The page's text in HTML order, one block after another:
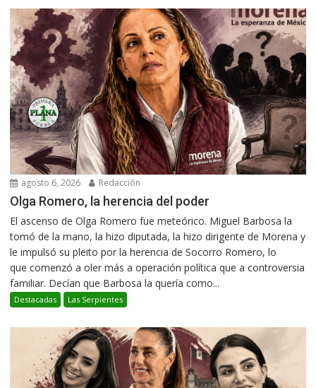
agosto 6, 2026 Redacción
Olga Romero, la herencia del poder
El ascenso de Olga Romero fue meteórico. Miguel Barbosa la
tomó de la mano, la hizo diputada, la hizo dirigente de Morena y
le impulsó su pleito por la herencia de Socorro Romero, lo
que comenzó a oler más a operación política que a controversia
familiar. Decían que Barbosa la quería como...
Destacadas Las Serpientes